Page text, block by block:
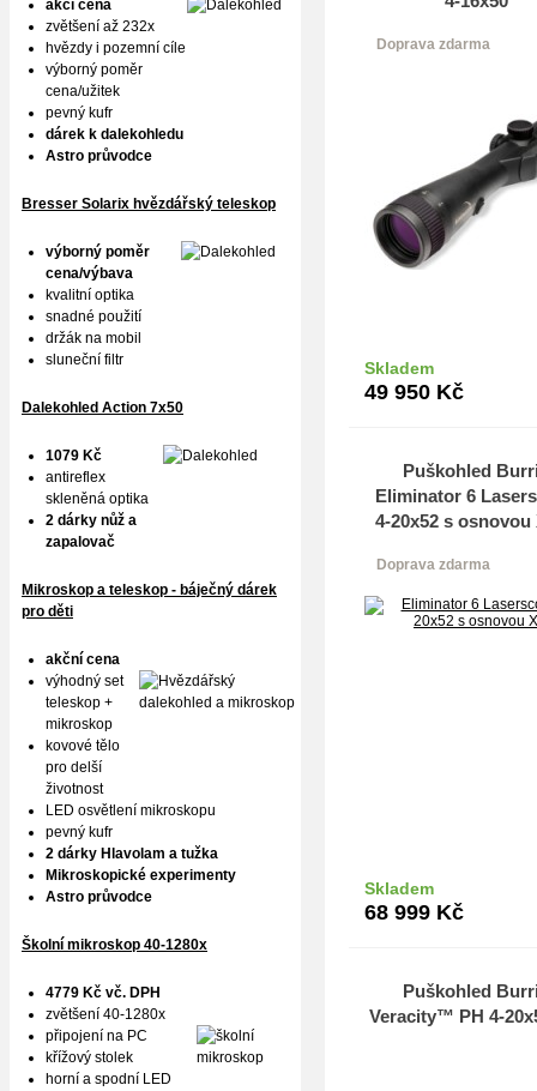
Doprava zdarma
Skladem
49 950 Kč
Puškohled
Eliminator 6
4-20x52 s osnovou
Doprava zdarma
Skladem
68 999 Kč
Puškohled
Veracity™ PH 4-
akčí cena
zvětšení až 232x
hvězdy i pozemní cíle
výborný poměr
cena/užitek
pevný kufr
dárek k dalekohledu
Astro průvodce
Bresser Solarix hvězdářský teleskop
výborný poměr
cena/výbava
kvalitní optika
snadné použití
držák na mobil
sluneční filtr
Dalekohled Action 7x50
1079 Kč
antireflex
skleněná optika
2 dárky nůž a
zapalovač
Mikroskop a teleskop - báječný dárek
pro děti
akční cena
výhodný set
teleskop +
mikroskop
kovové tělo
pro delší
životnost
LED osvětlení mikroskopu
pevný kufr
2 dárky Hlavolam a tužka
Mikroskopické experimenty
Astro průvodce
Školní mikroskop 40-1280x
4779 Kč vč. DPH
zvětšení 40-1280x
připojení na PC
křížový stolek
horní a spodní LED